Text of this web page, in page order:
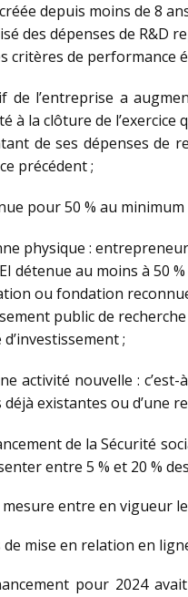
depuis moins de 8
des dépenses de R&D
critères de performance
de l’entreprise a
à la clôture de l’exercice
de ses dépenses de
précédent ;
pour 50 % au
physique :
détenue au moins à 50
ou fondation
public de
;
activité nouvelle :
déjà existantes ou d’une
de la Sécurité
entre 5 % et 20 %
entre en vigueur
mise en relation en
pour 2024